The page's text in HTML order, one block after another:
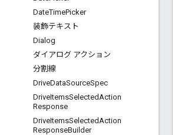
DateTimePicker
装飾テキスト
Dialog
ダイアログ アクション
分割線
DriveDataSourceSpec
DriveItemsSelectedAction
Response
DriveItemsSelectedAction
ResponseBuilder